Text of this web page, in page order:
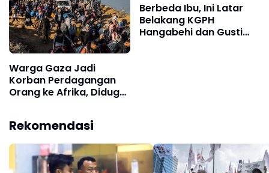
Warga Gaza Jadi
Korban Perdagangan
Orang ke Afrika, Diduga
Berbeda Ibu, Ini Latar
Belakang KGPH
Hangabehi dan Gusti
Rekomendasi